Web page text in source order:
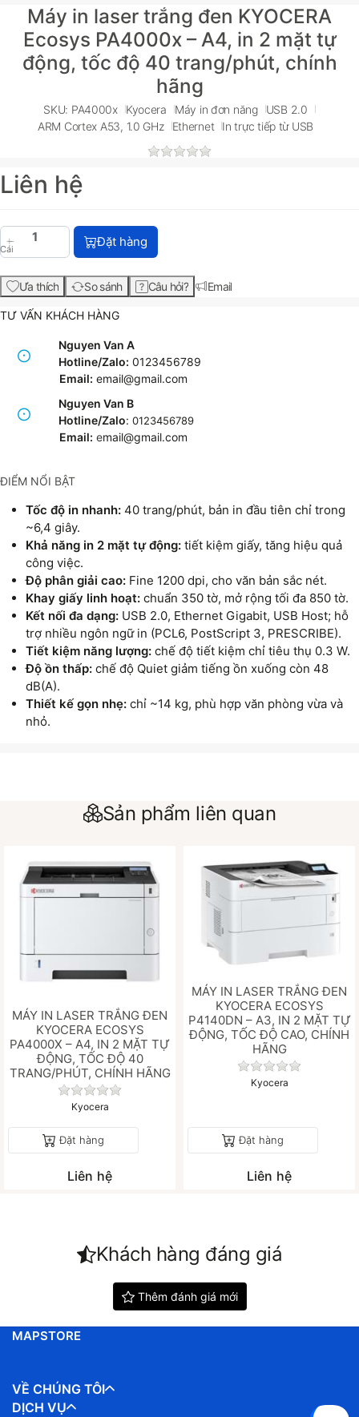
Máy in laser trắng đen KYOCERA
Ecosys PA4000x – A4, in 2 mặt tự
động, tốc độ 40 trang/phút, chính
hãng
SKU: PA4000x Kyocera Máy in đơn năng USB 2.0
ARM Cortex A53, 1.0 GHz Ethernet In trực tiếp từ USB
Liên hệ
Cái
Máy in laser trắng đen KYOCERA Ecosys
Đặt hàng
Ưa thích So sánh Câu hỏi? Email
TƯ VẤN KHÁCH HÀNG
Nguyen Van A
Hotline/Zalo: 0123456789
Email: email@gmail.com
Nguyen Van B
Hotline/Zalo: 0123456789
Email: email@gmail.com
ĐIỂM NỔI BẬT
Tốc độ in nhanh: 40 trang/phút, bản in đầu tiên chỉ trong
~6,4 giây.
Khả năng in 2 mặt tự động: tiết kiệm giấy, tăng hiệu quả
công việc.
Độ phân giải cao: Fine 1200 dpi, cho văn bản sắc nét.
Khay giấy linh hoạt: chuẩn 350 tờ, mở rộng tối đa 850 tờ.
Kết nối đa dạng: USB 2.0, Ethernet Gigabit, USB Host; hỗ
trợ nhiều ngôn ngữ in (PCL6, PostScript 3, PRESCRIBE).
Tiết kiệm năng lượng: chế độ tiết kiệm chỉ tiêu thụ 0.3 W.
Độ ồn thấp: chế độ Quiet giảm tiếng ồn xuống còn 48
dB(A).
Thiết kế gọn nhẹ: chỉ ~14 kg, phù hợp văn phòng vừa và
nhỏ.
Sản phẩm liên quan
MÁY IN LASER TRẮNG ĐEN
KYOCERA ECOSYS
PA4000X – A4, IN 2 MẶT TỰ
ĐỘNG, TỐC ĐỘ 40
TRANG/PHÚT, CHÍNH HÃNG
Chưa có đánh giá nào cho sản phẩm này.
Kyocera
Đặt hàng
Liên hệ
MÁY IN LASER TRẮNG ĐEN
KYOCERA ECOSYS
P4140DN – A3, IN 2 MẶT TỰ
ĐỘNG, TỐC ĐỘ CAO, CHÍNH
HÃNG
Chưa có đánh
Kyocera
Đặt hàng
Liên hệ
Khách hàng đáng giá
Thêm đánh giá mới
MAPSTORE
VỀ CHÚNG TÔI
DỊCH VỤ